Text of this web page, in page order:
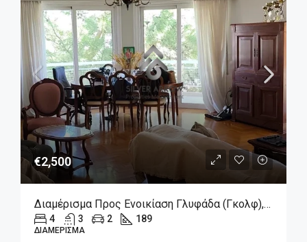
€2,500
Διαμέρισμα Προς Ενοικίαση Γλυφάδα (Γκολφ), 2.500€, 189 Τ.μ.
4 3 2 189
ΔΙΑΜΈΡΙΣΜΑ